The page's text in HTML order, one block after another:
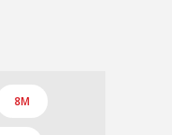
8M